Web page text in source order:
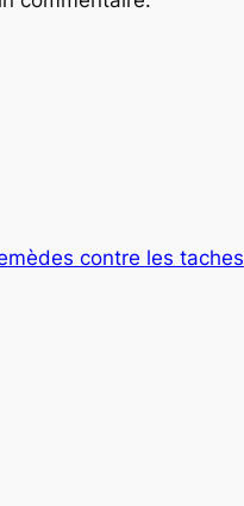
contre les taches